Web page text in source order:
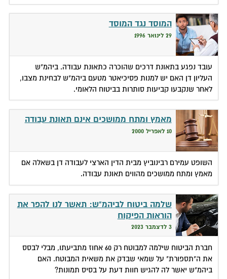
המוסד נגד המוסד
29 לינואר 1996
עובד נפגע בתאונת דרכים שהוכרה כתאונת עבודה. ביהמ"ש
העליון דן האם יש למנות פסיכיאטר מטעם ביהמ"ש לבחינת מצבו,
לאחר שנקבעו קביעות סותרות בביטוח הלאומי.
מאמץ ומתח ממושכים אינם תאונת עבודה
10 לאפריל 2000
השופט עמירם רבינוביץ מבית הדין הארצי לעבודה דן בשאלה אם
מאמץ ומתח ממושכים מהווים תאונת עבודה.
שלמה ביטוח לביהמ"ש: תאשר לנו להפר את
הוראות הפיקוח
3 לדצמבר 2023
חברת הביטוח שילמה למבוטח רק 60 אחוז מתביעתו, מבלי לבסס
את ה"תספורת" על שמאי שבדק את משאית המבוטח. האם
ביהמ"ש יאשר לה להגיש חוות דעת על בסיס תמונות?